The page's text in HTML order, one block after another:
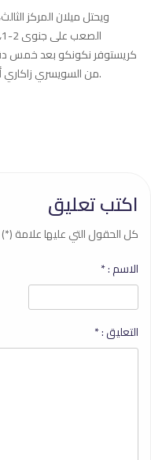
كريستوفر نكونكو بعد خمس
من السويسري زاكاري أثيكامي قبل ثماني دقائق من نهاية المباراة.
اكتب تعليق
كل الحقول التي عليها علامة
الاسم :*
التعليق :*